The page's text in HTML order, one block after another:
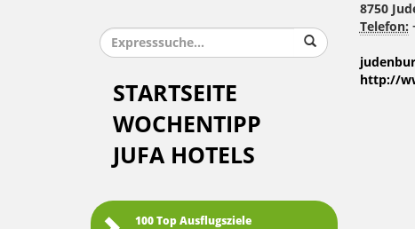
STARTSEITE
WOCHENTIPP
JUFA HOTELS
100 Top Ausflugsziele
8750
Telefon:
http://